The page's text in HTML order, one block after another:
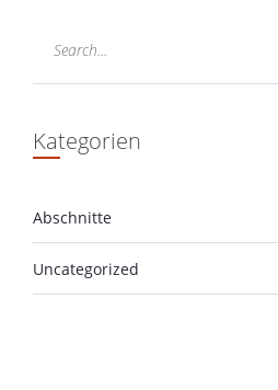
Kategorien
Abschnitte
Uncategorized